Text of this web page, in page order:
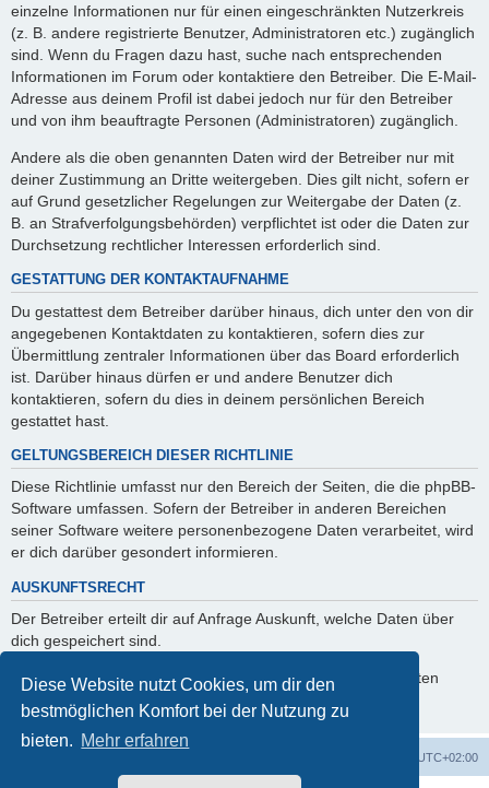
Diese Website nutzt Cookies, um dir den
bestmöglichen Komfort bei der Nutzung zu
bieten. Mehr erfahren
einzelne Informationen nur für einen eingeschränkten Nutzerkreis
(z. B. andere registrierte Benutzer, Administratoren etc.) zugänglich
sind. Wenn du Fragen dazu hast, suche nach entsprechenden
Informationen im Forum oder kontaktiere den Betreiber. Die E-Mail-
Adresse aus deinem Profil ist dabei jedoch nur für den Betreiber
und von ihm beauftragte Personen (Administratoren) zugänglich.
Andere als die oben genannten Daten wird der Betreiber nur mit
deiner Zustimmung an Dritte weitergeben. Dies gilt nicht, sofern er
auf Grund gesetzlicher Regelungen zur Weitergabe der Daten (z.
B. an Strafverfolgungsbehörden) verpflichtet ist oder die Daten zur
Durchsetzung rechtlicher Interessen erforderlich sind.
GESTATTUNG DER KONTAKTAUFNAHME
Du gestattest dem Betreiber darüber hinaus, dich unter den von dir
angegebenen Kontaktdaten zu kontaktieren, sofern dies zur
Übermittlung zentraler Informationen über das Board erforderlich
ist. Darüber hinaus dürfen er und andere Benutzer dich
kontaktieren, sofern du dies in deinem persönlichen Bereich
gestattet hast.
GELTUNGSBEREICH DIESER RICHTLINIE
Diese Richtlinie umfasst nur den Bereich der Seiten, die die phpBB-
Software umfassen. Sofern der Betreiber in anderen Bereichen
seiner Software weitere personenbezogene Daten verarbeitet, wird
er dich darüber gesondert informieren.
AUSKUNFTSRECHT
Der Betreiber erteilt dir auf Anfrage Auskunft, welche Daten über
dich gespeichert sind.
Du kannst jederzeit die Löschung bzw. Sperrung deiner Daten
verlangen. Kontaktiere hierzu bitte den Betreiber.
UTC+02:00